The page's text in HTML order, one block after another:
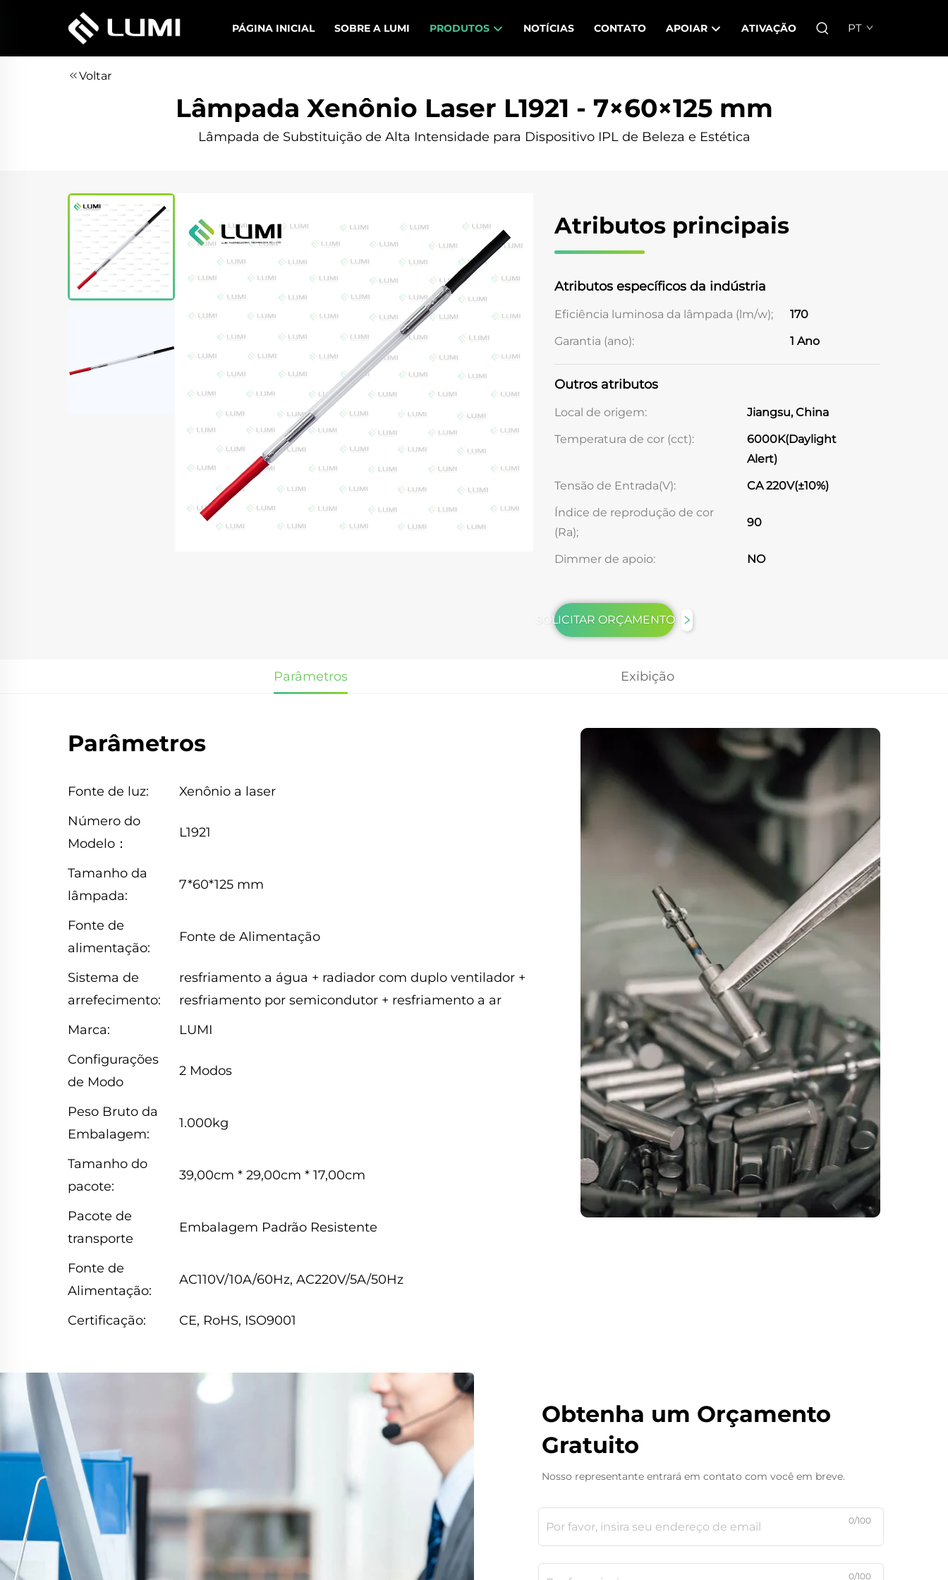
PÁGINA INICIAL SOBRE A LUMI PRODUTOS NOTÍCIAS CONTATO APOIAR ATIVAÇÃO PT
Voltar
Lâmpada Xenônio Laser L1921 - 7×60×125 mm
Lâmpada de Substituição de Alta Intensidade para Dispositivo IPL de Beleza e Estética
Atributos principais
Atributos específicos da indústria
Eficiência luminosa da lâmpada (lm/w);
170
Garantia (ano):
1 Ano
Outros atributos
Local de origem:
Jiangsu, China
Temperatura de cor (cct):
6000K(Daylight
Alert)
Tensão de Entrada(V):
CA 220V(±10%)
Índice de reprodução de cor
(Ra);
90
Dimmer de apoio: NO
SOLICITAR ORÇAMENTO
Parâmetros Exibição
Parâmetros
Fonte de luz:
Xenônio a laser
Número do
Modelo：
L1921
Tamanho da
lâmpada:
7*60*125 mm
Fonte de
alimentação:
Fonte de Alimentação
Sistema de
arrefecimento:
resfriamento a água + radiador com duplo ventilador +
resfriamento por semicondutor + resfriamento a ar
Marca:
LUMI
Configurações
de Modo
2 Modos
Peso Bruto da
Embalagem:
1.000kg
Tamanho do
pacote:
39,00cm * 29,00cm * 17,00cm
Pacote de
transporte
Embalagem Padrão Resistente
Fonte de
Alimentação:
AC110V/10A/60Hz, AC220V/5A/50Hz
Certificação: CE, RoHS, ISO9001
Obtenha um Orçamento
Gratuito
Nosso representante entrará em contato com você em breve.
0/100
0/100